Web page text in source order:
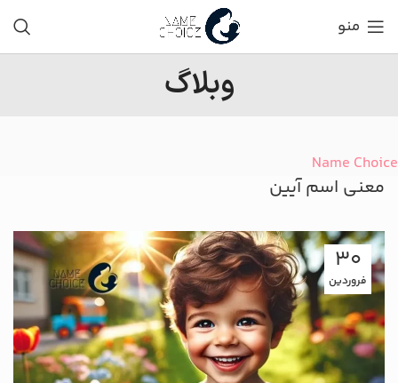
منو
وبلاگ
Name Choice
معنی اسم آیین
30
فروردین